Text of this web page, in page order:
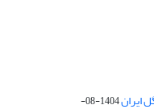
ایران
1404-08-